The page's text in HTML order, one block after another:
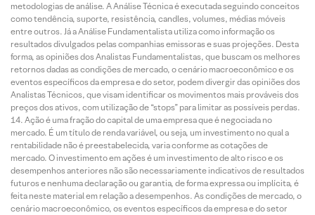
metodologias de análise. A Análise Técnica é executada seguindo conceitos
como tendência, suporte, resistência, candles, volumes, médias móveis
entre outros. Já a Análise Fundamentalista utiliza como informação os
resultados divulgados pelas companhias emissoras e suas projeções. Desta
forma, as opiniões dos Analistas Fundamentalistas, que buscam os melhores
retornos dadas as condições de mercado, o cenário macroeconômico e os
eventos específicos da empresa e do setor, podem divergir das opiniões dos
Analistas Técnicos, que visam identificar os movimentos mais prováveis dos
preços dos ativos, com utilização de “stops” para limitar as possíveis perdas.
Ação é uma fração do capital de uma empresa que é negociada no
mercado. É um título de renda variável, ou seja, um investimento no qual a
rentabilidade não é preestabelecida, varia conforme as cotações de
mercado. O investimento em ações é um investimento de alto risco e os
desempenhos anteriores não são necessariamente indicativos de resultados
futuros e nenhuma declaração ou garantia, de forma expressa ou implícita, é
feita neste material em relação a desempenhos. As condições de mercado, o
cenário macroeconômico, os eventos específicos da empresa e do setor